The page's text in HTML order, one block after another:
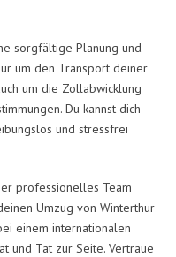
sorgfältige Planung und
um den Transport deiner
um die Zollabwicklung
Du kannst dich
und stressfrei
professionelles Team
Umzug von Winterthur
einem internationalen
und Tat zur Seite. Vertraue